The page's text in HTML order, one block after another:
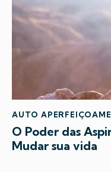
AUTO
O Poder das
Mudar sua vida